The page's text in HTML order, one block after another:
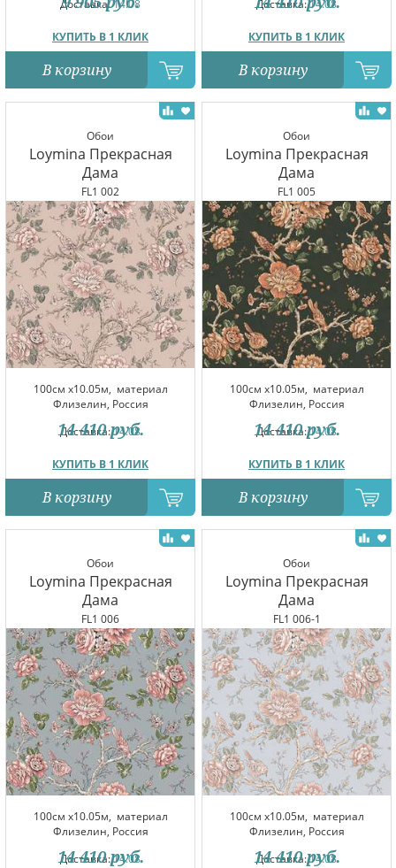
Доставка:14.08
КУПИТЬ В 1 КЛИК
В корзину
Доставка:14.08
КУПИТЬ В 1 КЛИК
В корзину
Обои
Loymina Прекрасная
Дама
FL1 002
100см x10.05м, материал
Флизелин, Россия
Доставка:14.08
КУПИТЬ В 1 КЛИК
14 410 руб.
В корзину
Обои
Loymina Прекрасная
Дама
FL1 005
100см x10.05м, материал
Флизелин, Россия
Доставка:14.08
КУПИТЬ В 1 КЛИК
14 410 руб.
В корзину
Обои
Loymina Прекрасная
Дама
FL1 006
100см x10.05м, материал
Флизелин, Россия
Доставка:14.08
14 410 руб.
Обои
Loymina Прекрасная
Дама
FL1 006-1
100см x10.05м, материал
Флизелин, Россия
Доставка:14.08
14 410 руб.